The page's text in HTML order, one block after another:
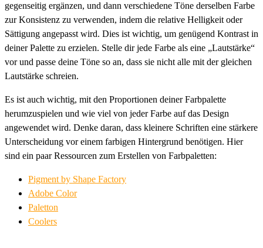
gegenseitig ergänzen, und dann verschiedene Töne derselben Farbe
zur Konsistenz zu verwenden, indem die relative Helligkeit oder
Sättigung angepasst wird. Dies ist wichtig, um genügend Kontrast in
deiner Palette zu erzielen. Stelle dir jede Farbe als eine „Lautstärke“
vor und passe deine Töne so an, dass sie nicht alle mit der gleichen
Lautstärke schreien.
Es ist auch wichtig, mit den Proportionen deiner Farbpalette
herumzuspielen und wie viel von jeder Farbe auf das Design
angewendet wird. Denke daran, dass kleinere Schriften eine stärkere
Unterscheidung vor einem farbigen Hintergrund benötigen. Hier
sind ein paar Ressourcen zum Erstellen von Farbpaletten:
Pigment by Shape Factory
Adobe Color
Paletton
Coolers